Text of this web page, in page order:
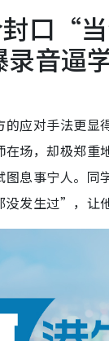
口“
音逼
的应对手法更显
在场，却极郑
息事宁人。同
发生过”，让